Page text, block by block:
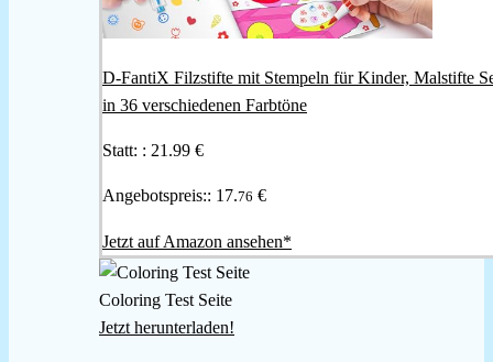
D-FantiX Filzstifte mit Stempeln für Kinder, Malstifte
in 36 verschiedenen Farbtöne
Statt: : 21.99 €
Angebotspreis:: 17.76 €
Jetzt auf Amazon ansehen*
Coloring Test Seite
Jetzt herunterladen!